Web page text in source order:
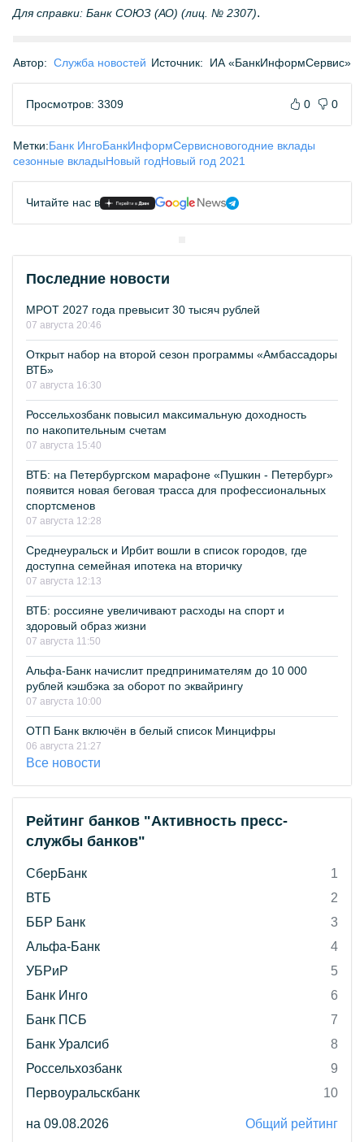
Для справки: Банк СОЮЗ (АО) (лиц. № 2307).
Автор: Служба новостей Источник: ИА «БанкИнформСервис»
Просмотров: 3309 0 0
Метки:Банк ИнгоБанкИнформСервисновогодние вклады
сезонные вкладыНовый годНовый год 2021
Читайте нас в
Последние новости
МРОТ 2027 года превысит 30 тысяч рублей
07 августа 20:46
Открыт набор на второй сезон программы «Амбассадоры
ВТБ»
07 августа 16:30
Россельхозбанк повысил максимальную доходность
по накопительным счетам
07 августа 15:40
ВТБ: на Петербургском марафоне «Пушкин - Петербург»
появится новая беговая трасса для профессиональных
спортсменов
07 августа 12:28
Среднеуральск и Ирбит вошли в список городов, где
доступна семейная ипотека на вторичку
07 августа 12:13
ВТБ: россияне увеличивают расходы на спорт и
здоровый образ жизни
07 августа 11:50
Альфа-Банк начислит предпринимателям до 10 000
рублей кэшбэка за оборот по эквайрингу
07 августа 10:00
ОТП Банк включён в белый список Минцифры
06 августа 21:27
Все новости
Рейтинг банков "Активность пресс-
службы банков"
СберБанк
1
ВТБ
2
ББР Банк
3
Альфа-Банк
4
УБРиР
5
Банк Инго
6
Банк ПСБ
7
Банк Уралсиб
8
Россельхозбанк
9
Первоуральскбанк
10
на 09.08.2026 Общий рейтинг